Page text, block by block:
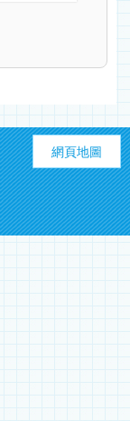
網頁地圖